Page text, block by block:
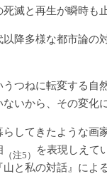
死滅と再生が瞬時も
以降多様な都市論の
うつねに転変する自
いから、その変化
してきたような画
（注5）
を表現しえて
山と私の対話』による